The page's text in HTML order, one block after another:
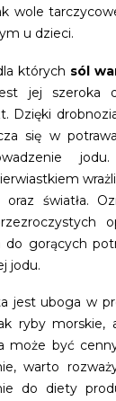
wole
u dzieci.
których sól
jej szeroka
Dzięki
się w
światła.
do gorących
jodu.
jest uboga w
ryby morskie,
może być
warto
do diety